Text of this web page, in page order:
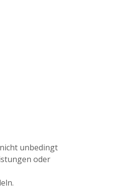
unbedingt
oder